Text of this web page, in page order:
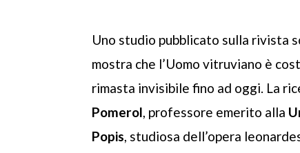
Uno studio pubblicato sulla rivista
mostra che l’Uomo vitruviano è
rimasta invisibile fino ad oggi. La
Pomerol, professore emerito alla
Popis, studiosa dell’opera